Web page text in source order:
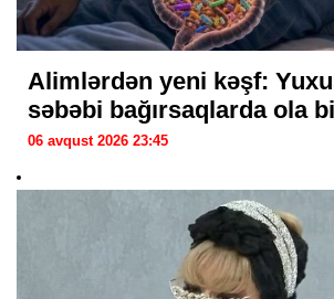
Alimlərdən yeni kəşf:
səbəbi bağırsaqlarda ola
06 avqust 2026 23:45